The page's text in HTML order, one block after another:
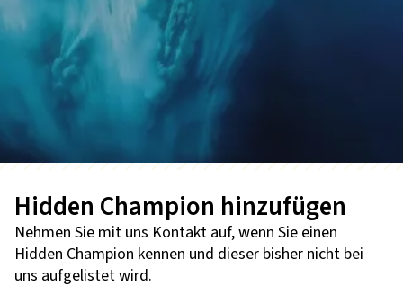
Hidden Champion hinzufügen
Nehmen Sie mit uns Kontakt auf, wenn Sie einen
Hidden Champion kennen und dieser bisher nicht bei
uns aufgelistet wird.